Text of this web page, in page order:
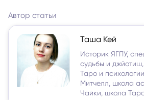
Автор статьи
Таша Кей
Историк ЯГПУ,
судьбы и
Таро и
Митчелл, школа
Чайки, школа